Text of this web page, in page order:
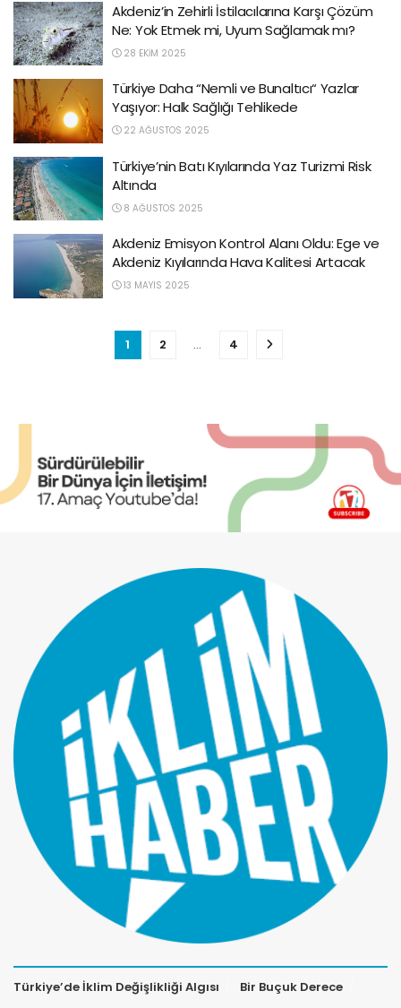
Akdeniz’in Zehirli İstilacılarına Karşı Çözüm
Ne: Yok Etmek mi, Uyum Sağlamak mı?
28 EKIM 2025
Türkiye Daha “Nemli ve Bunaltıcı“ Yazlar
Yaşıyor: Halk Sağlığı Tehlikede
22 AĞUSTOS 2025
Türkiye’nin Batı Kıyılarında Yaz Turizmi Risk
Altında
8 AĞUSTOS 2025
Akdeniz Emisyon Kontrol Alanı Oldu: Ege ve
Akdeniz Kıyılarında Hava Kalitesi Artacak
13 MAYIS 2025
1 2 … 4
Türkiye’de İklim Değişlikliği Algısı
Bir Buçuk Derece